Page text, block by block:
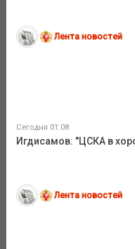
Лента новостей
Сегодня 01:08
Игдисамов: "ЦСКА в
Лента новостей